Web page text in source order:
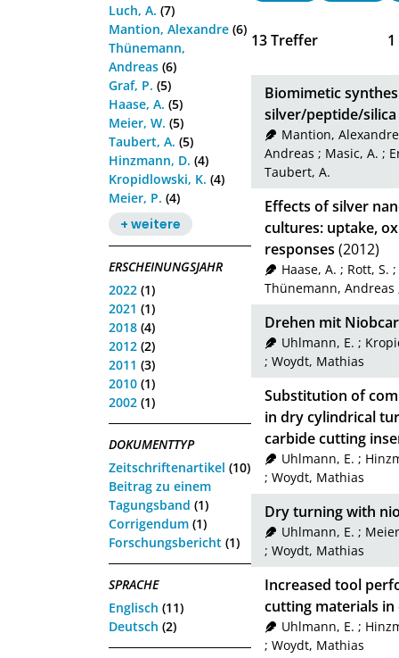
Luch, A. (7)
Mantion, Alexandre (6)
Thünemann,
Andreas (6)
Graf, P. (5)
Haase, A. (5)
Meier, W. (5)
Taubert, A. (5)
Hinzmann, D. (4)
Kropidlowski, K. (4)
Meier, P. (4)
+ weitere
ERSCHEINUNGSJAHR
2022 (1)
2021 (1)
2018 (4)
2012 (2)
2011 (3)
2010 (1)
2002 (1)
DOKUMENTTYP
Zeitschriftenartikel (10)
Beitrag zu einem
Tagungsband (1)
Corrigendum (1)
Forschungsbericht (1)
SPRACHE
Englisch (11)
Deutsch (2)
13Treffer 1
Biomimetic
silver/peptide/silica
Mantion, Alexandre
Andreas ; Masic, A. ;
Taubert, A.
Effects of silver
cultures: uptake,
responses (2012)
Haase, A. ; Rott, S. ;
Thünemann, Andreas
Drehen mit
Uhlmann, E. ;
; Woydt, Mathias
Substitution of
in dry cylindrical
carbide cutting
Uhlmann, E. ;
; Woydt, Mathias
Dry turning with
Uhlmann, E. ;
; Woydt, Mathias
Increased tool
cutting materials
Uhlmann, E. ;
; Woydt, Mathias